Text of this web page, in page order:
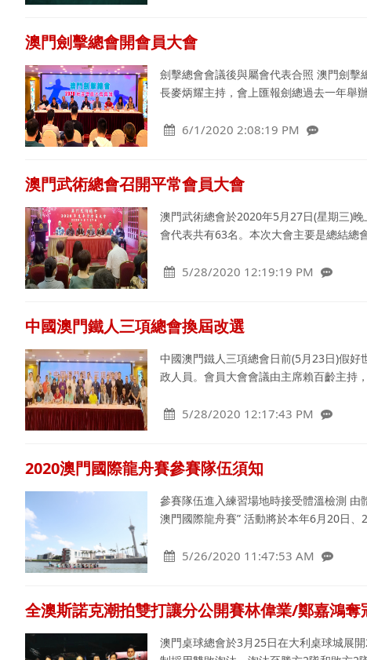
澳門劍擊總會開會員大會
劍擊總會會議後與屬會代表合照 澳門劍
長麥炳耀主持，會上匯報劍總過去一年舉
6/1/2020 2:08:19 PM
澳門武術總會召開平常會員大會
澳門武術總會於2020年5月27日(星期三)
會代表共有63名。本次大會主要是總結總
5/28/2020 12:19:19 PM
中國澳門鐵人三項總會換屆改選
中國澳門鐵人三項總會日前(5月23日)假
政人員。會員大會會議由主席賴百齡主持
5/28/2020 12:17:43 PM
2020澳門國際龍舟賽參賽隊伍須知
參賽隊伍進入練習場地時接受體溫檢測
澳門國際龍舟賽” 活動將於本年6月20日、
5/26/2020 11:47:53 AM
全澳斯諾克潮拍雙打讓分公開賽林偉業/鄭嘉鴻奪
澳門桌球總會於3月25日在大利桌球城展